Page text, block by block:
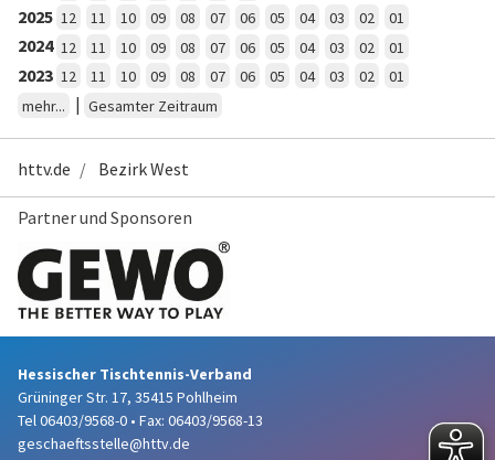
2025 12 11 10 09 08 07 06 05 04 03 02 01
2024 12 11 10 09 08 07 06 05 04 03 02 01
2023 12 11 10 09 08 07 06 05 04 03 02
01
mehr...
| Gesamter Zeitraum
httv.de Bezirk West
Partner und Sponsoren
Hessischer Tischtennis-Verband
Grüninger Str. 17, 35415 Pohlheim
Tel 06403/9568-0 • Fax: 06403/9568-13
geschaeftsstelle@httv.de